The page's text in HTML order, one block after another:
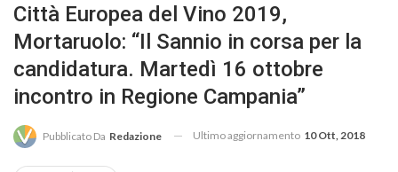
Città Europea del Vino 2019,
Mortaruolo: “Il Sannio in corsa per la
candidatura. Martedì 16 ottobre
incontro in Regione Campania”
Pubblicato Da Redazione Ultimo aggiornamento 10 Ott, 2018